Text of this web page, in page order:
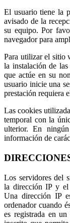
El usuario tiene la
avisado de la
su equipo. Por
navegador para
Para utilizar el sitio
la instalación de
que actúe en su
usuario inicie una
prestación requiera
Las cookies
temporal con la
ulterior. En
información de
Los servidores del
la dirección IP y el
Una dirección IP
ordenador cuando
es registrada en